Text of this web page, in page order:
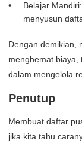
Belajar
menyusun
Dengan demikian,
menghemat biaya,
dalam mengelola
Penutup
Membuat daftar
jika kita tahu